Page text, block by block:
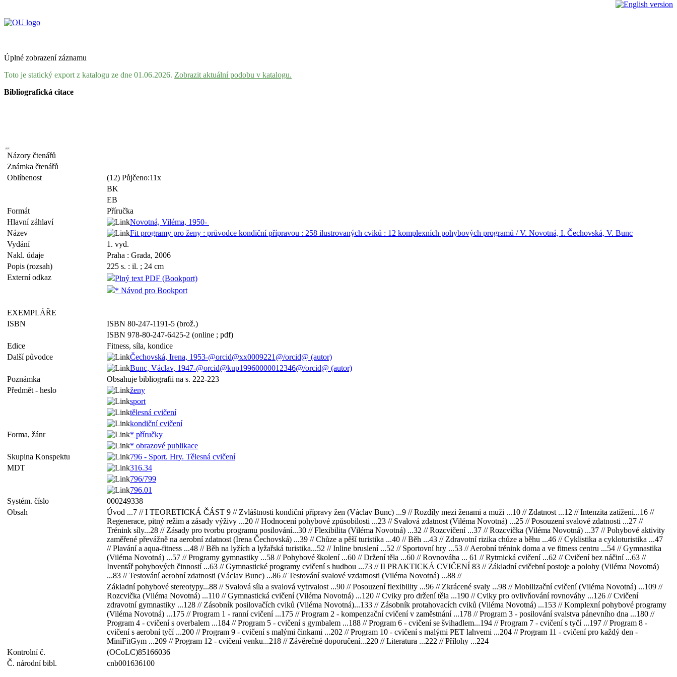
Úplné zobrazení záznamu
Toto je statický export z katalogu ze dne 01.06.2026. Zobrazit aktuální podobu v katalogu.
Bibliografická citace
Názory čtenářů
Známka čtenářů
Oblíbenost
(12) Půjčeno:11x
BK
EB
Formát
Příručka
Hlavní záhlaví
Novotná, Viléma, 1950-
Název
Fit programy pro ženy : průvodce kondiční přípravou : 258 ilustrovaných cviků : 12 komplexních pohybových programů / V. Novotná, I. Čechovská, V. Bunc
Vydání
1. vyd.
Nakl. údaje
Praha : Grada, 2006
Popis (rozsah)
225 s. : il. ; 24 cm
Externí odkaz
Plný text PDF (Bookport)
* Návod pro Bookport
EXEMPLÁŘE
ISBN
ISBN 80-247-1191-5 (brož.)
ISBN 978-80-247-6425-2 (online ; pdf)
Edice
Fitness, síla, kondice
Další původce
Čechovská, Irena, 1953-@orcid@xx0009221@/orcid@ (autor)
Bunc, Václav, 1947-@orcid@kup19960000012346@/orcid@ (autor)
Poznámka
Obsahuje bibliografii na s. 222-223
Předmět - heslo
ženy
sport
tělesná cvičení
kondiční cvičení
Forma, žánr
* příručky
* obrazové publikace
Skupina Konspektu
796 - Sport. Hry. Tělesná cvičení
MDT
316.34
796/799
796.01
Systém. číslo
000249338
Obsah
Úvod ...7 // I TEORETICKÁ ČÁST 9 // Zvláštnosti kondiční přípravy žen (Václav Bunc) ...9 // Rozdíly mezi ženami a muži ...10 // Zdatnost ...12 // Intenzita zatížení...16 //
Regenerace, pitný režim a zásady výživy ...20 // Hodnocení pohybové způsobilosti ...23 // Svalová zdatnost (Viléma Novotná) ...25 // Posouzení svalové zdatnosti ...27 //
Trénink síly...28 // Zásady pro tvorbu programu posilování...30 // Flexibilita (Viléma Novotná) ...32 // Rozcvičení ...37 // Rozcvička (Viléma Novotná) ...37 // Pohybové aktivity
zaměřené převážně na aerobní zdatnost (Irena Čechovská) ...39 // Chůze a pěší turistika ...40 // Běh ...43 // Zdravotní rizika chůze a běhu ...46 // Cyklistika a cykloturistika ...47
// Plavání a aqua-fitness ...48 // Běh na lyžích a lyžařská turistika...52 // Inline bruslení ...52 // Sportovní hry ...53 // Aerobní trénink doma a ve fitness centru ...54 // Gymnastika
(Viléma Novotná) ...57 // Programy gymnastiky ...58 // Pohybové školení ...60 // Držení těla ...60 // Rovnováha ... 61 // Rytmická cvičení ...62 // Cvičení bez náčiní ...63 //
Inventář pohybových činností ...63 // Gymnastické programy cvičení s hudbou ...73 // II PRAKTICKÁ CVIČENÍ 83 // Základní cvičební postoje a polohy (Viléma Novotná)
...83 // Testování aerobní zdatnosti (Václav Bunc) ...86 // Testování svalové vzdatnosti (Viléma Novotná) ...88 //
Základní pohybové stereotypy...88 // Svalová síla a svalová vytrvalost ...90 // Posouzení flexibility ...96 // Zkrácené svaly ...98 // Mobilizační cvičení (Viléma Novotná) ...109 //
Rozcvička (Viléma Novotná) ...110 // Gymnastická cvičení (Viléma Novotná) ...120 // Cviky pro držení těla ...190 // Cviky pro ovlivňování rovnováhy ...126 // Cvičení
zdravotní gymnastiky ...128 // Zásobník posilovačích cviků (Viléma Novotná)...133 // Zásobník protahovacích cviků (Viléma Novotná) ...153 // Komplexní pohybové programy
(Viléma Novotná) ...175 // Program 1 - ranní cvičení ...175 // Program 2 - kompenzační cvičení v zaměstnání ...178 // Program 3 - posilování svalstva pánevního dna ...180 //
Program 4 - cvičení s overbalem ...184 // Program 5 - cvičení s gymbalem ...188 // Program 6 - cvičení se švihadlem...194 // Program 7 - cvičení s tyčí ...197 // Program 8 -
cvičení s aerobní tyčí ...200 // Program 9 - cvičení s malými činkami ...202 // Program 10 - cvičení s malými PET lahvemi ...204 // Program 11 - cvičení pro každý den -
MiniFitGym ...209 // Program 12 - cvičení venku...218 // Závěrečné doporučení...220 // Literatura ...222 // Přílohy ...224
Kontrolní č.
(OCoLC)85166036
Č. národní bibl.
cnb001636100